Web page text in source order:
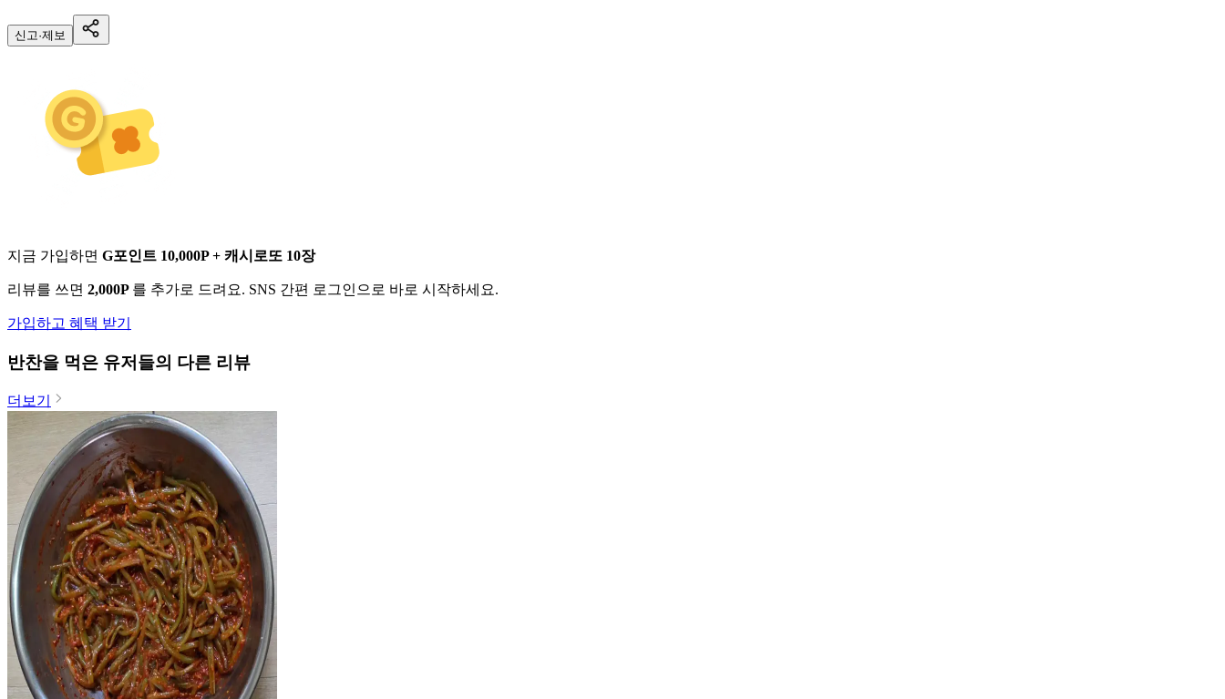
신고·제보
지금 가입하면 G포인트 10,000P + 캐시로또 10장
리뷰를 쓰면 2,000P 를 추가로 드려요. SNS 간편 로그인으로 바로 시작하세요.
가입하고 혜택 받기
반찬을 먹은 유저들의 다른 리뷰
더보기